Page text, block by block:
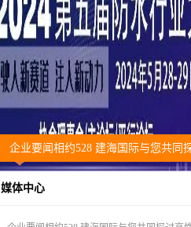
企业要闻相约528 建海国际与您共同
媒体中心